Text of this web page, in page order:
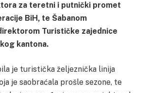
za teretni i putnički promet
BiH, te Šabanom
Turističke zajednice
kantona.
je turistička željeznička linija
je saobraćala prošle sezone, te